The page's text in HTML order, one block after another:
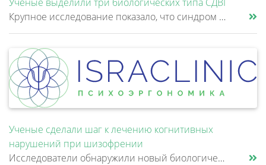
Крупное исследование показало, что синдром дефицита внимания и гиперактивности (СДВГ) может включать не два, а три биоло......
Ученые сделали шаг к лечению когнитивных
нарушений при шизофрении
Исследователи обнаружили новый биологический механизм, который может быть связан с нарушением памяти и внимания при шизо......